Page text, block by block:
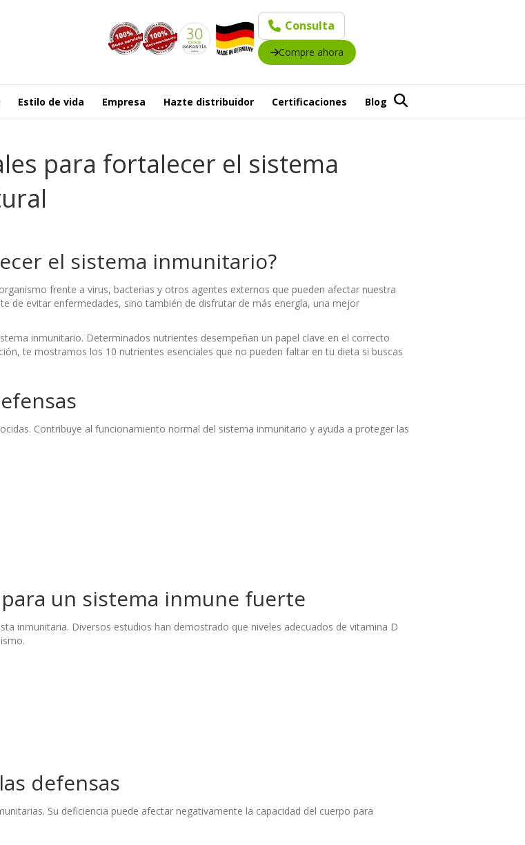
Consulta
Compre ahora
Estilo de vida Empresa Hazte distribuidor Certificaciones Blog
para fortalecer el sistema
el sistema inmunitario?
frente a virus, bacterias y otros agentes externos que pueden afectar nuestra
de evitar enfermedades, sino también de disfrutar de más energía, una mejor
inmunitario. Determinados nutrientes desempeñan un papel clave en el correcto
te mostramos los 10 nutrientes esenciales que no pueden faltar en tu dieta si buscas
Contribuye al funcionamiento normal del sistema inmunitario y ayuda a proteger las
un sistema inmune fuerte
inmunitaria. Diversos estudios han demostrado que niveles adecuados de vitamina D
defensas
Su deficiencia puede afectar negativamente la capacidad del cuerpo para